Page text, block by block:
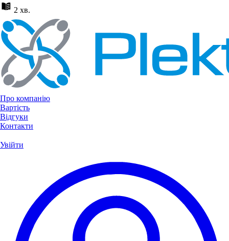
2 хв.
Про компанію
Вартість
Відгуки
Контакти
Увійти